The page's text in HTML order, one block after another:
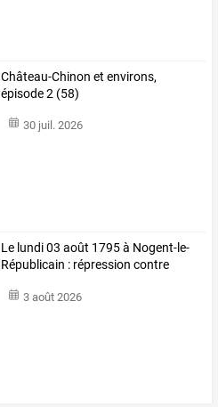
Château-Chinon et environs,
épisode 2 (58)
30 juil. 2026
Le lundi03 août 1795à Nogent-le-
Républicain : répression contre
3 août 2026